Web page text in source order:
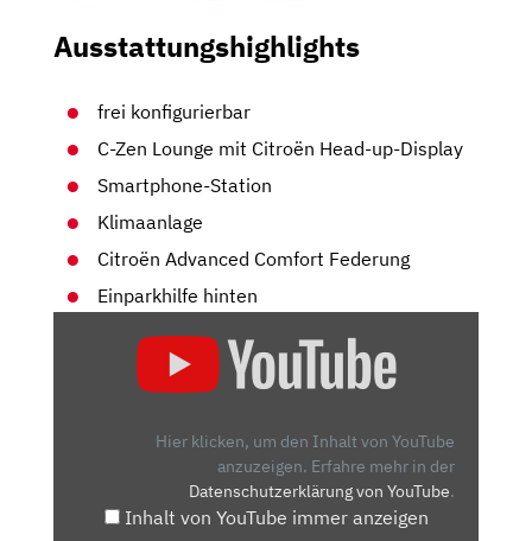
Ausstattungshighlights
frei konfigurierbar
C-Zen Lounge mit Citroën Head-up-Display
Smartphone-Station
Klimaanlage
Citroën Advanced Comfort Federung
Einparkhilfe hinten
Hier klicken, um den Inhalt von YouTube
anzuzeigen. Erfahre mehr in der
Datenschutzerklärung von YouTube.
Inhalt von YouTube immer anzeigen